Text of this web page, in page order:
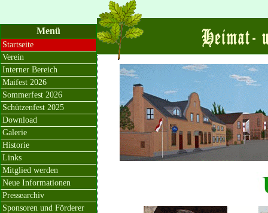
Menü
Startseite
Verein
Interner Bereich
Maifest 2026
Sommerfest 2026
Schützenfest 2025
Download
Galerie
Historie
Links
Mitglied werden
Neue Informationen
Pressearchiv
Sponsoren und Förderer